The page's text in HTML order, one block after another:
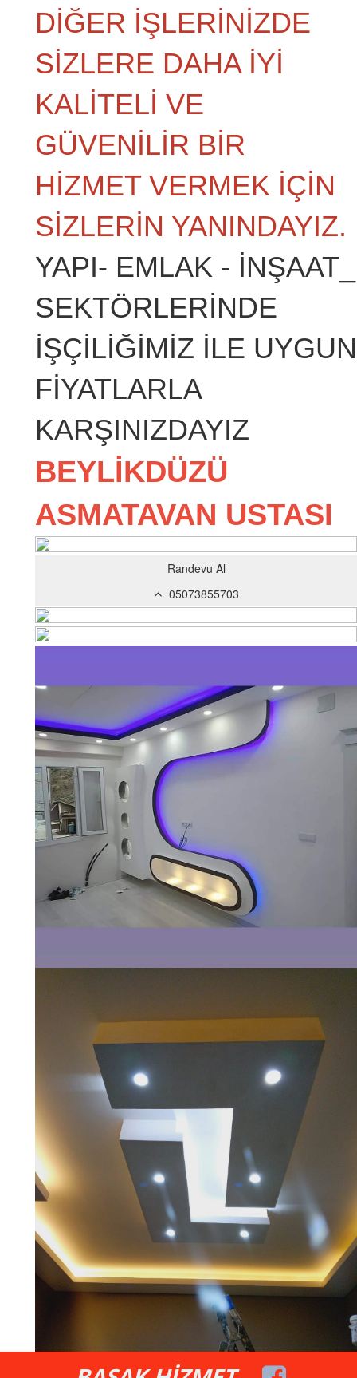
DİĞER İŞLERİNİZDE
SİZLERE DAHA İYİ
KALİTELİ VE
GÜVENİLİR BİR
HİZMET VERMEK İÇİN
SİZLERİN YANINDAYIZ.
YAPI- EMLAK - İNŞAAT_
SEKTÖRLERİNDE
İŞÇİLİĞİMİZ İLE UYGUN
FİYATLARLA
KARŞINIZDAYIZ
BEYLİKDÜZÜ
ASMATAVAN USTASI
Randevu Al
05073855703